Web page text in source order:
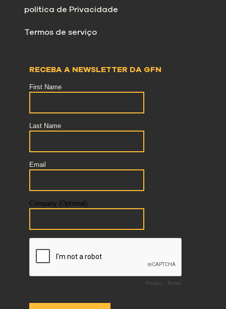
política de Privacidade
Termos de serviço
RECEBA A NEWSLETTER DA GFN